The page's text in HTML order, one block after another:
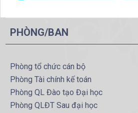
PHÒNG/BAN
Phòng tổ chức cán bộ
Phòng Tài chính kế toán
Phòng QL Đào tạo Đại học
Phòng QLĐT Sau đại học